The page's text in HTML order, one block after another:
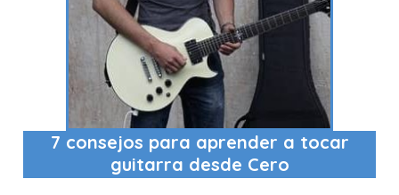
7 consejos para aprender a tocar
guitarra desde Cero